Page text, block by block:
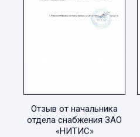
Отзыв от начальника
отдела снабжения ЗАО
«НИТИС»